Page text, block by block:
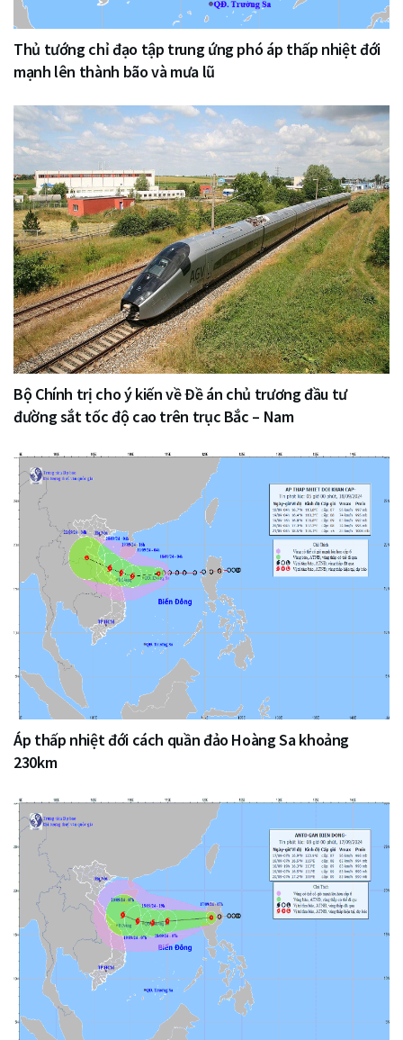
Thủ tướng chỉ đạo tập trung ứng phó áp thấp nhiệt đới
mạnh lên thành bão và mưa lũ
Bộ Chính trị cho ý kiến về Đề án chủ trương đầu tư
đường sắt tốc độ cao trên trục Bắc – Nam
Áp thấp nhiệt đới cách quần đảo Hoàng Sa khoảng
230km